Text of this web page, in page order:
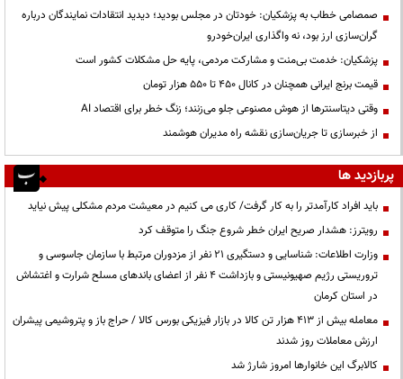
صمصامی خطاب به پزشکیان: خودتان در مجلس بودید؛ دیدید انتقادات نمایندگان درباره
گران‌سازی ارز بود، نه واگذاری ایران‌خودرو
پزشکیان: خدمت بی‌منت و مشارکت مردمی، پایه حل مشکلات کشور است
قیمت‌ برنج ایرانی همچنان در کانال ۴۵۰ تا ۵۵۰ هزار تومان
وقتی دیتاسنترها از هوش مصنوعی جلو می‌زنند؛ زنگ خطر برای اقتصاد AI
از خبرسازی تا جریان‌سازی نقشه راه مدیران هوشمند
پربازدید ها
باید افراد کارآمدتر را به کار گرفت/ کاری می کنیم در معیشت مردم مشکلی پیش نیاید
رویترز: هشدار صریح ایران خطر شروع جنگ را متوقف کرد
وزارت اطلاعات: شناسایی و دستگیری ۲۱ نفر از مزدوران مرتبط با سازمان جاسوسی و
تروریستی رژیم صهیونیستی و بازداشت ۴ نفر از اعضای باندهای مسلح شرارت و اغتشاش
در استان کرمان
معامله بیش از ۴۱۳ هزار تن کالا در بازار فیزیکی بورس کالا / حراج باز و پتروشیمی پیشران
ارزش معاملات روز شدند
کالابرگ این خانوارها امروز شارژ شد